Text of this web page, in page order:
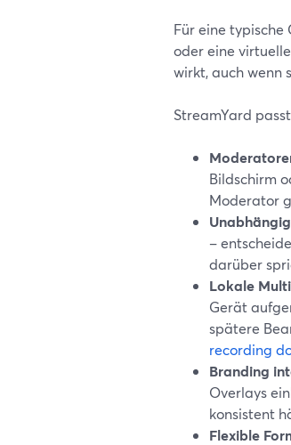
Für eine
oder eine
wirkt, auch wenn
StreamYard
Bildschirm
Moderator
–
darüber
Lokale
Gerät
spätere
recording
Branding
Overlays
konsistent
Flexible